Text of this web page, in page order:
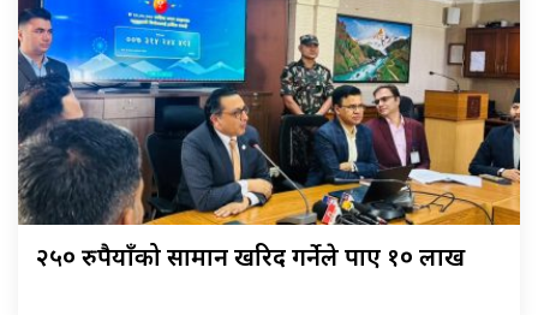
२५० रुपैयाँको सामान खरिद गर्नेले पाए १० लाख